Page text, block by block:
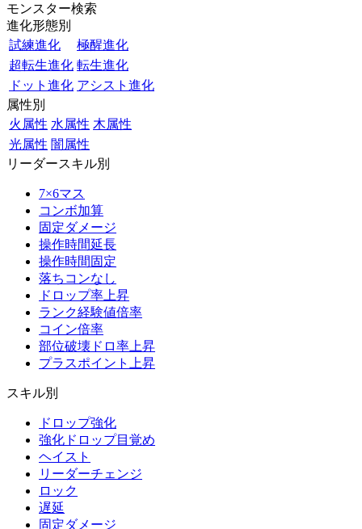
モンスター検索
進化形態別
試練進化
極醒進化
超転生進化 転生進化
ドット進化 アシスト進化
属性別
火属性 水属性 木属性
光属性 闇属性
リーダースキル別
7×6マス
コンボ加算
固定ダメージ
操作時間延長
操作時間固定
落ちコンなし
ドロップ率上昇
ランク経験値倍率
コイン倍率
部位破壊ドロ率上昇
プラスポイント上昇
スキル別
ドロップ強化
強化ドロップ目覚め
ヘイスト
リーダーチェンジ
ロック
遅延
固定ダメージ